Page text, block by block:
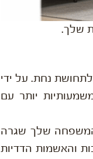
שלך.
נחת. על ידי
יותר עם
המשפחה שלך שגרה
והאשמות הדדיות